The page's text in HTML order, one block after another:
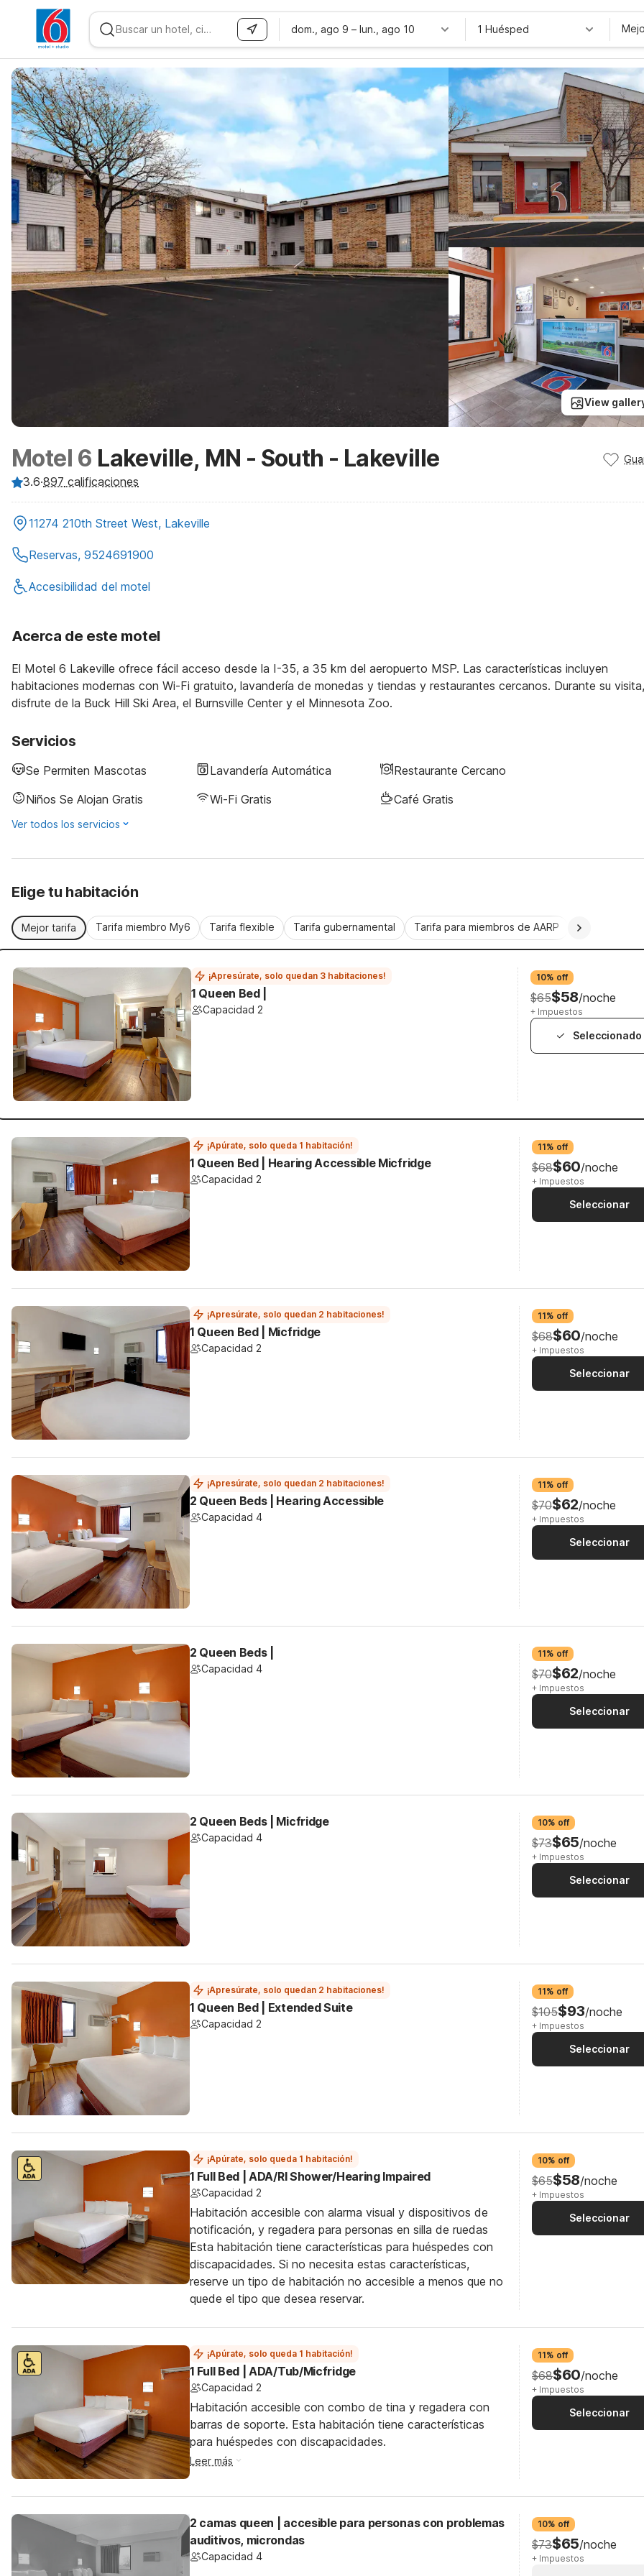
WIZARD MEMBER
dom., ago 9 – lun., ago 10 1 Huésped
View
Motel 6 Lakeville, MN - South - Lakeville
3.6·897 calificaciones
11274 210th Street West, Lakeville
Reservas, 9524691900
Accesibilidad del motel
Acerca de este motel
El Motel 6 Lakeville ofrece fácil acceso desde la I-35, a 35 km del aeropuerto MSP. Las características incluyen
habitaciones modernas con Wi-Fi gratuito, lavandería de monedas y tiendas y restaurantes cercanos. Durante su visita,
disfrute de la Buck Hill Ski Area, el Burnsville Center y el Minnesota Zoo.
Servicios
Se Permiten Mascotas Lavandería Automática
Restaurante Cercano
Niños Se Alojan Gratis
Wi-Fi Gratis Café Gratis
Ver todos los servicios
Elige tu habitación
Mejor tarifa Tarifa miembro My6 Tarifa flexible Tarifa gubernamental Tarifa para miembros de AARP
¡Apresúrate, solo quedan 3 habitaciones!
1 Queen Bed |
Capacidad 2
10% off
$65$58/noche
+ Impuestos
Seleccionado
¡Apúrate, solo queda 1 habitación!
1 Queen Bed | Hearing Accessible Micfridge
Capacidad 2
11% off
$68$60/noche
+ Impuestos
Seleccionar
¡Apresúrate, solo quedan 2 habitaciones!
1 Queen Bed | Micfridge
Capacidad 2
11% off
$68$60/noche
+ Impuestos
Seleccionar
¡Apresúrate, solo quedan 2 habitaciones!
2 Queen Beds | Hearing Accessible
Capacidad 4
11% off
$70$62/noche
+ Impuestos
Seleccionar
2 Queen Beds |
Capacidad 4
11% off
$70$62/noche
+ Impuestos
Seleccionar
2 Queen Beds | Micfridge
Capacidad 4
10% off
$73$65/noche
+ Impuestos
Seleccionar
¡Apresúrate, solo quedan 2 habitaciones!
1 Queen Bed | Extended Suite
Capacidad 2
11% off
$105$93/noche
+ Impuestos
Seleccionar
¡Apúrate, solo queda 1 habitación!
1 Full Bed | ADA/RI Shower/Hearing Impaired
Capacidad 2
Habitación accesible con alarma visual y dispositivos de
notificación, y regadera para personas en silla de ruedas
Esta habitación tiene características para huéspedes con
discapacidades. Si no necesita estas características,
reserve un tipo de habitación no accesible a menos que no
quede el tipo que desea reservar.
10% off
$65$58/noche
+ Impuestos
Seleccionar
¡Apúrate, solo queda 1 habitación!
1 Full Bed | ADA/Tub/Micfridge
Capacidad 2
Habitación accesible con combo de tina y regadera con
barras de soporte. Esta habitación tiene características
para huéspedes con discapacidades.
Leer más
11% off
$68$60/noche
+ Impuestos
Seleccionar
2 camas queen | accesible para personas con problemas
auditivos, microndas
Capacidad 4
10% off
$73$65/noche
+ Impuestos